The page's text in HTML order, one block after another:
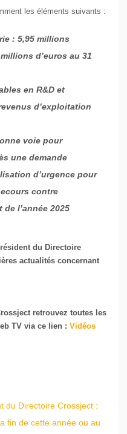
les éléments suivants :
: 5,95 millions
d’euros au 31
en R&D et
d’exploitation
voie pour
une demande
d’urgence pour
contre
l’année 2025
du Directoire
actualités concernant
retrouvez toutes les
TV via ce lien : Vidéos
du Directoire Crossject :
fin de cette année ou au